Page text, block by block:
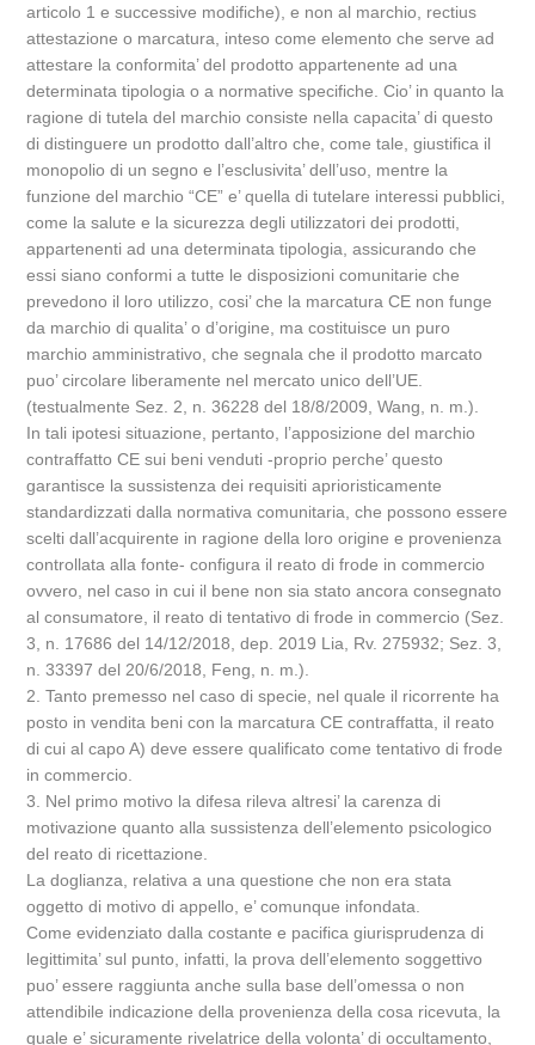
articolo 1 e successive modifiche), e non al marchio, rectius
attestazione o marcatura, inteso come elemento che serve ad
attestare la conformita’ del prodotto appartenente ad una
determinata tipologia o a normative specifiche. Cio’ in quanto la
ragione di tutela del marchio consiste nella capacita’ di questo
di distinguere un prodotto dall’altro che, come tale, giustifica il
monopolio di un segno e l’esclusivita’ dell’uso, mentre la
funzione del marchio “CE” e’ quella di tutelare interessi pubblici,
come la salute e la sicurezza degli utilizzatori dei prodotti,
appartenenti ad una determinata tipologia, assicurando che
essi siano conformi a tutte le disposizioni comunitarie che
prevedono il loro utilizzo, cosi’ che la marcatura CE non funge
da marchio di qualita’ o d’origine, ma costituisce un puro
marchio amministrativo, che segnala che il prodotto marcato
puo’ circolare liberamente nel mercato unico dell’UE.
(testualmente Sez. 2, n. 36228 del 18/8/2009, Wang, n. m.).
In tali ipotesi situazione, pertanto, l’apposizione del marchio
contraffatto CE sui beni venduti -proprio perche’ questo
garantisce la sussistenza dei requisiti aprioristicamente
standardizzati dalla normativa comunitaria, che possono essere
scelti dall’acquirente in ragione della loro origine e provenienza
controllata alla fonte- configura il reato di frode in commercio
ovvero, nel caso in cui il bene non sia stato ancora consegnato
al consumatore, il reato di tentativo di frode in commercio (Sez.
3, n. 17686 del 14/12/2018, dep. 2019 Lia, Rv. 275932; Sez. 3,
n. 33397 del 20/6/2018, Feng, n. m.).
2. Tanto premesso nel caso di specie, nel quale il ricorrente ha
posto in vendita beni con la marcatura CE contraffatta, il reato
di cui al capo A) deve essere qualificato come tentativo di frode
in commercio.
3. Nel primo motivo la difesa rileva altresi’ la carenza di
motivazione quanto alla sussistenza dell’elemento psicologico
del reato di ricettazione.
La doglianza, relativa a una questione che non era stata
oggetto di motivo di appello, e’ comunque infondata.
Come evidenziato dalla costante e pacifica giurisprudenza di
legittimita’ sul punto, infatti, la prova dell’elemento soggettivo
puo’ essere raggiunta anche sulla base dell’omessa o non
attendibile indicazione della provenienza della cosa ricevuta, la
quale e’ sicuramente rivelatrice della volonta’ di occultamento,